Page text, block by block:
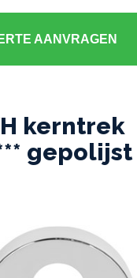
AANVRAGEN
kerntrek
gepolijst